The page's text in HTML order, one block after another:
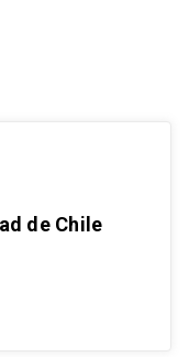
de Chile